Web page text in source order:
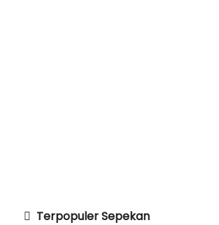
Terpopuler Sepekan